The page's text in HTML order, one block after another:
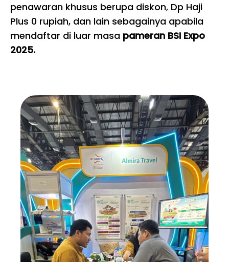
penawaran khusus berupa diskon, Dp Haji
Plus 0 rupiah, dan lain sebagainya apabila
mendaftar di luar masa pameran BSI Expo
2025.